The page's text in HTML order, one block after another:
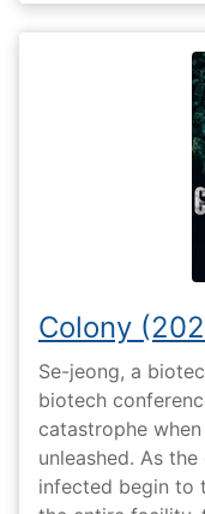
Colony
Se-jeong, a
biotech
catastrophe
unleashed. As
infected begin to